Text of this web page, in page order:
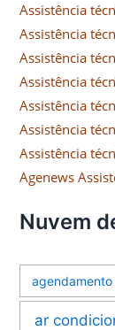
Assistência
Assistência
Assistência
Assistência
Assistência
Assistência
Assistência
Agenews
Nuvem
ar